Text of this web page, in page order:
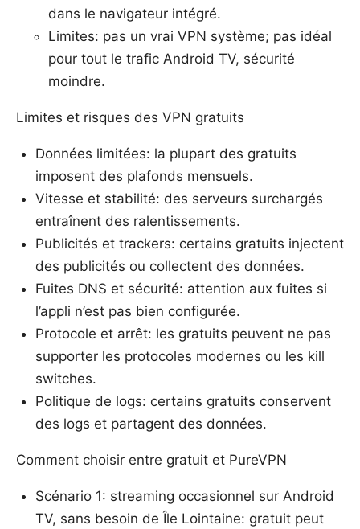
dans le navigateur intégré.
Limites: pas un vrai VPN système; pas idéal
pour tout le trafic Android TV, sécurité
moindre.
Limites et risques des VPN gratuits
Données limitées: la plupart des gratuits
imposent des plafonds mensuels.
Vitesse et stabilité: des serveurs surchargés
entraînent des ralentissements.
Publicités et trackers: certains gratuits injectent
des publicités ou collectent des données.
Fuites DNS et sécurité: attention aux fuites si
l’appli n’est pas bien configurée.
Protocole et arrêt: les gratuits peuvent ne pas
supporter les protocoles modernes ou les kill
switches.
Politique de logs: certains gratuits conservent
des logs et partagent des données.
Comment choisir entre gratuit et PureVPN
Scénario 1: streaming occasionnel sur Android
TV, sans besoin de Île Lointaine: gratuit peut